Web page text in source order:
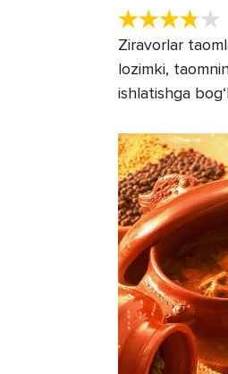
Ziravorlar
lozimki,
ishlatishga